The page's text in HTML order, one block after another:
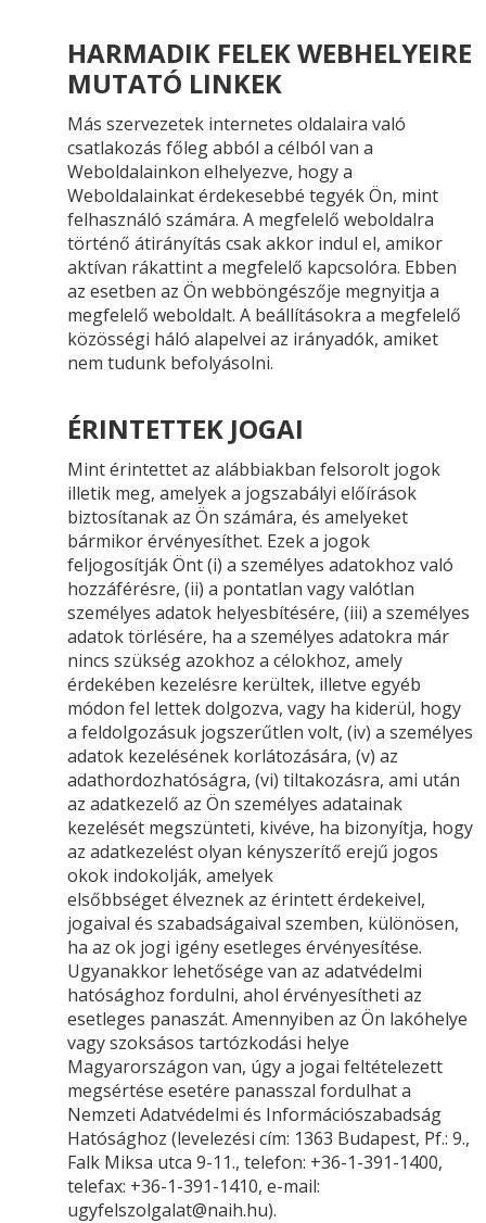
HARMADIK FELEK WEBHELYEIRE
MUTATÓ LINKEK
Más szervezetek internetes oldalaira való
csatlakozás főleg abból a célból van a
Weboldalainkon elhelyezve, hogy a
Weboldalainkat érdekesebbé tegyék Ön, mint
felhasználó számára. A megfelelő weboldalra
történő átirányítás csak akkor indul el, amikor
aktívan rákattint a megfelelő kapcsolóra. Ebben
az esetben az Ön webböngészője megnyitja a
megfelelő weboldalt. A beállításokra a megfelelő
közösségi háló alapelvei az irányadók, amiket
nem tudunk befolyásolni.
ÉRINTETTEK JOGAI
Mint érintettet az alábbiakban felsorolt jogok
illetik meg, amelyek a jogszabályi előírások
biztosítanak az Ön számára, és amelyeket
bármikor érvényesíthet. Ezek a jogok
feljogosítják Önt (i) a személyes adatokhoz való
hozzáférésre, (ii) a pontatlan vagy valótlan
személyes adatok helyesbítésére, (iii) a személyes
adatok törlésére, ha a személyes adatokra már
nincs szükség azokhoz a célokhoz, amely
érdekében kezelésre kerültek, illetve egyéb
módon fel lettek dolgozva, vagy ha kiderül, hogy
a feldolgozásuk jogszerűtlen volt, (iv) a személyes
adatok kezelésének korlátozására, (v) az
adathordozhatóságra, (vi) tiltakozásra, ami után
az adatkezelő az Ön személyes adatainak
kezelését megszünteti, kivéve, ha bizonyítja, hogy
az adatkezelést olyan kényszerítő erejű jogos
okok indokolják, amelyek
elsőbbséget élveznek az érintett érdekeivel,
jogaival és szabadságaival szemben, különösen,
ha az ok jogi igény esetleges érvényesítése.
Ugyanakkor lehetősége van az adatvédelmi
hatósághoz fordulni, ahol érvényesítheti az
esetleges panaszát. Amennyiben az Ön lakóhelye
vagy szoksásos tartózkodási helye
Magyarországon van, úgy a jogai feltételezett
megsértése esetére panasszal fordulhat a
Nemzeti Adatvédelmi és Információszabadság
Hatósághoz (levelezési cím: 1363 Budapest, Pf.: 9.,
Falk Miksa utca 9-11., telefon: +36-1-391-1400,
telefax: +36-1-391-1410, e-mail:
ugyfelszolgalat@naih.hu).